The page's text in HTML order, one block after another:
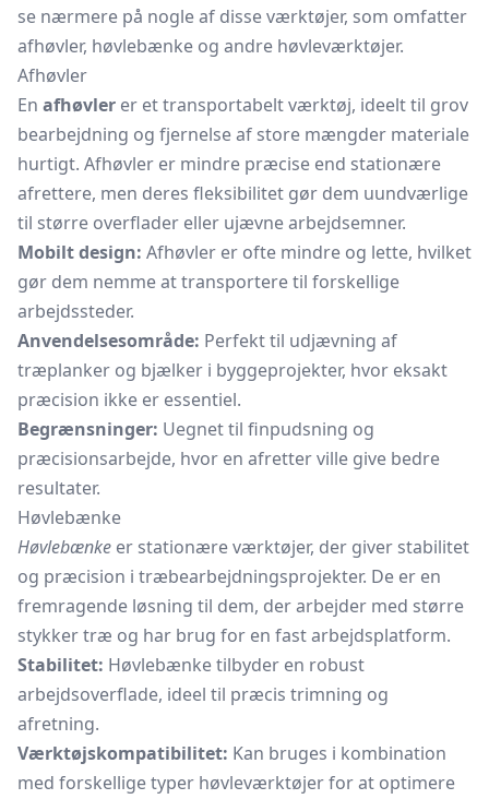
se nærmere på nogle af disse værktøjer, som omfatter
afhøvler, høvlebænke og andre høvleværktøjer.
Afhøvler
En afhøvler er et transportabelt værktøj, ideelt til grov
bearbejdning og fjernelse af store mængder materiale
hurtigt. Afhøvler er mindre præcise end stationære
afrettere, men deres fleksibilitet gør dem uundværlige
til større overflader eller ujævne arbejdsemner.
Mobilt design: Afhøvler er ofte mindre og lette, hvilket
gør dem nemme at transportere til forskellige
arbejdssteder.
Anvendelsesområde: Perfekt til udjævning af
træplanker og bjælker i byggeprojekter, hvor eksakt
præcision ikke er essentiel.
Begrænsninger: Uegnet til finpudsning og
præcisionsarbejde, hvor en afretter ville give bedre
resultater.
Høvlebænke
Høvlebænke er stationære værktøjer, der giver stabilitet
og præcision i træbearbejdningsprojekter. De er en
fremragende løsning til dem, der arbejder med større
stykker træ og har brug for en fast arbejdsplatform.
Stabilitet: Høvlebænke tilbyder en robust
arbejdsoverflade, ideel til præcis trimning og
afretning.
Værktøjskompatibilitet: Kan bruges i kombination
med forskellige typer høvleværktøjer for at optimere